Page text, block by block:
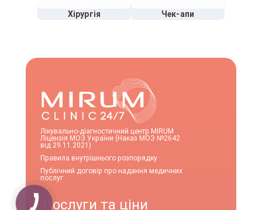
Хірургія Чек-апи
Лікувально-діагностичний центр MIRUM
Ліцензія МОЗ України (Наказ МОЗ №2642
від 29.11.2021)
Правила внутрішнього розпорядку
Публічний договір про надання медичних
послуг
Послуги та ціни